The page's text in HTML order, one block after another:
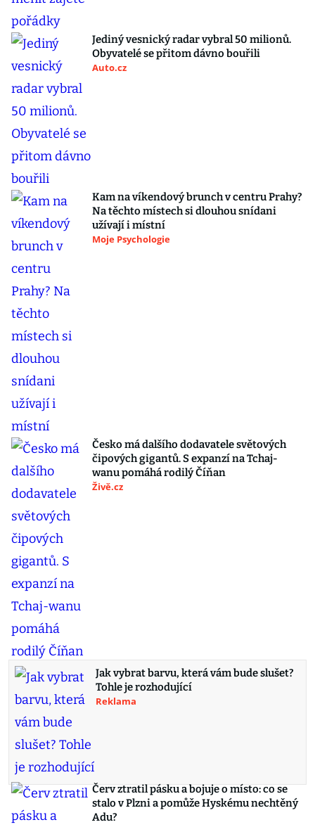
Jediný vesnický radar vybral 50 milionů.
Obyvatelé se přitom dávno bouřili
Auto.cz
Kam na víkendový brunch v centru Prahy?
Na těchto místech si dlouhou snídani
užívají i místní
Moje Psychologie
Česko má dalšího dodavatele světových
čipových gigantů. S expanzí na Tchaj-
wanu pomáhá rodilý Číňan
Živě.cz
Jak vybrat barvu, která vám bude slušet?
Tohle je rozhodující
Reklama
Červ ztratil pásku a bojuje o místo: co se
stalo v Plzni a pomůže Hyskému nechtěný
Adu?